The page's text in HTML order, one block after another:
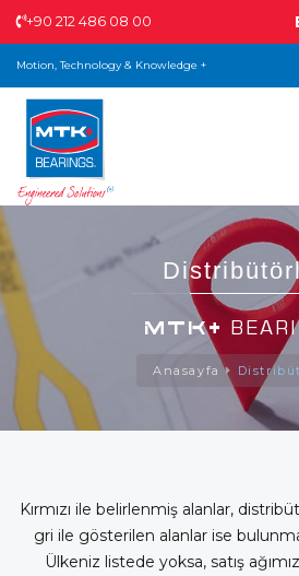
+90 212 486 08 00
Motion, Technology & Knowledge +
MTK+
Anasayfa
Kırmızı ile belirlenmiş alanlar,
gri ile gösterilen alanlar ise
Ülkeniz listede yoksa, satış